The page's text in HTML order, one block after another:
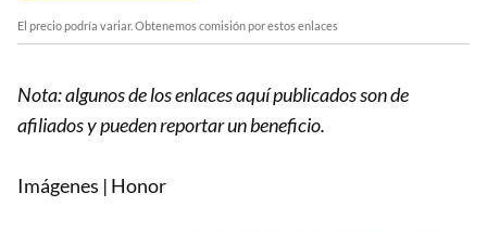
El precio podría variar. Obtenemos comisión por estos enlaces
Nota: algunos de los enlaces aquí publicados son de
afiliados y pueden reportar un beneficio.
Imágenes | Honor